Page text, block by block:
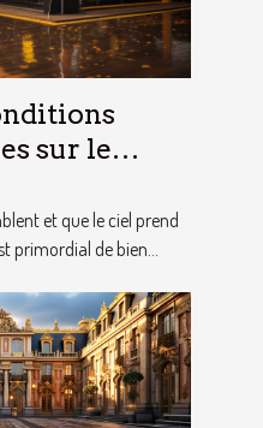
sur le
publicitaires
et que le ciel prend
primordial de bien...